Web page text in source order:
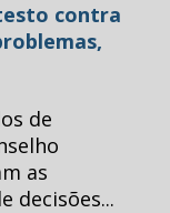
contra
de
as
decisões...